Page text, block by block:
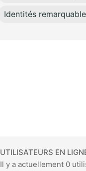
Identités
UTILISATEURS EN
Il y a actuellement 0